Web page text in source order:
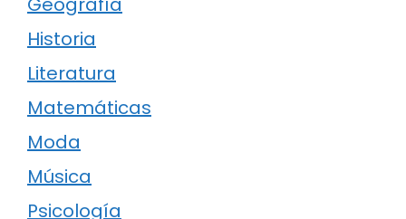
Historia
Literatura
Matemáticas
Moda
Música
Psicología